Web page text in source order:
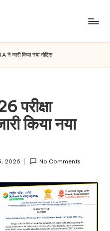
जारी किया नया नोटिस
किया नया
2026 No Comments